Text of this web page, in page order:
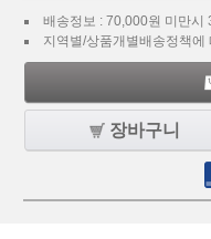
배송정보 : 70,000원 미만시
지역별/상품개별배송정책에
장바구니